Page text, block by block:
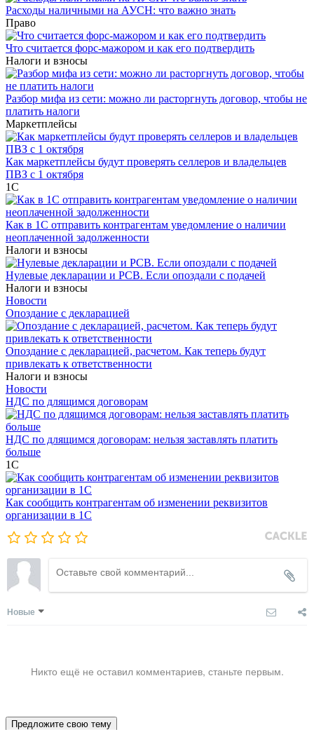
Расходы наличными на АУСН: что важно знать
Право
Что считается форс-мажором и как его подтвердить
Налоги и взносы
Разбор мифа из сети: можно ли расторгнуть договор, чтобы не
платить налоги
Маркетплейсы
Как маркетплейсы будут проверять селлеров и владельцев
ПВЗ с 1 октября
1С
Как в 1С отправить контрагентам уведомление о наличии
неоплаченной задолженности
Налоги и взносы
Нулевые декларации и РСВ. Если опоздали с подачей
Налоги и взносы
Новости
Опоздание с декларацией
Опоздание с декларацией, расчетом. Как теперь будут
привлекать к ответственности
Налоги и взносы
Новости
НДС по длящимся договорам
НДС по длящимся договорам: нельзя заставлять платить
больше
1С
Как сообщить контрагентам об изменении реквизитов
организации в 1C
Новые
Никто ещё не оставил комментариев, станьте первым.
Предложите свою тему